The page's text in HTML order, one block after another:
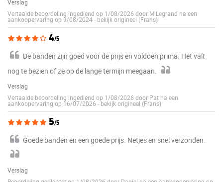
Verslag
Vertaalde beoordeling ingediend op 1/08/2026 door M Legrand na een
aankoopervaring op 9/08/2024- bekijk origineel (Frans)
4/5
De banden zijn goed voor de prijs en voldoen prima. Het valt
nog te bezien of ze op de lange termijn meegaan.
Verslag
Vertaalde beoordeling ingediend op 1/08/2026 door Pat na een
aankoopervaring op 16/07/2026 -bekijk origineel (Frans)
5/5
Goede banden en een goede prijs. Netjes en snel verzonden.
Verslag